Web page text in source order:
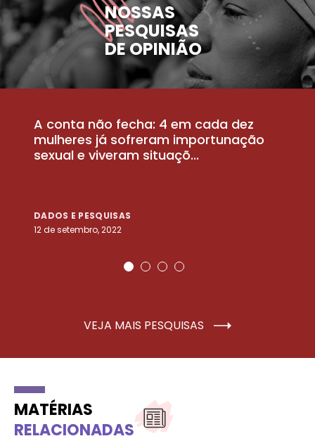
NOSSAS
PESQUISAS
DE OPINIÃO
A conta não fecha: 4 em cada dez
mulheres já sofreram importunação
sexual e viveram situaçõ...
DADOS E PESQUISAS
12 de setembro, 2022
VEJA MAIS PESQUISAS
MATÉRIAS
RELACIONADAS